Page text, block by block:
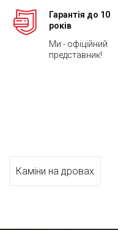
Гарантія до 10
років
Ми - офіційний
представник!
Каміни на дровах